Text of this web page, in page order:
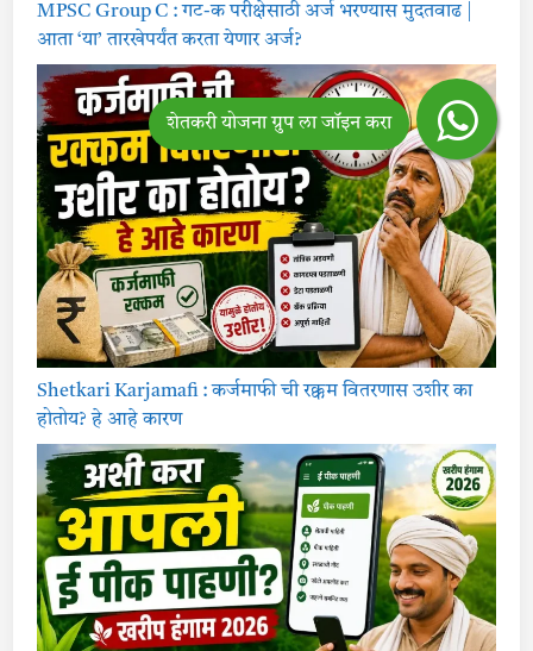
MPSC Group C : गट-क परीक्षेसाठी अर्ज भरण्यास मुदतवाढ |
आता ‘या’ तारखेपर्यंत करता येणार अर्ज?
Shetkari Karjamafi : कर्जमाफी ची रक्कम वितरणास उशीर का
होतोय? हे आहे कारण